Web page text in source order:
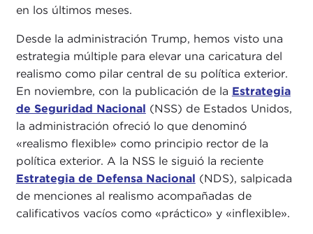
en los últimos meses.
Desde la administración Trump, hemos visto una
estrategia múltiple para elevar una caricatura del
realismo como pilar central de su política exterior.
En noviembre, con la publicación de la Estrategia
de Seguridad Nacional (NSS) de Estados Unidos,
la administración ofreció lo que denominó
«realismo flexible» como principio rector de la
política exterior. A la NSS le siguió la reciente
Estrategia de Defensa Nacional (NDS), salpicada
de menciones al realismo acompañadas de
calificativos vacíos como «práctico» y «inflexible».